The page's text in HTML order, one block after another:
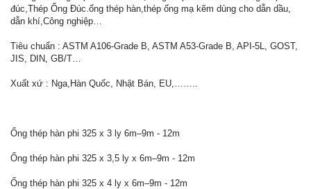
đúc,Thép Ống Đúc.ống thép hàn,thép ống mạ kẽm dùng cho dẫn dầu,
dẫn khí,Công nghiệp…
Tiêu chuẩn : ASTM A106-Grade B, ASTM A53-Grade B, API-5L, GOST,
JIS, DIN, GB/T…
Xuất xứ : Nga,Hàn Quốc, Nhật Bán, EU,……..
Ống thép hàn phi 325 x 3 ly 6m–9m - 12m
Ống thép hàn phi 325 x 3,5 ly x 6m–9m - 12m
Ống thép hàn phi 325 x 4 ly x 6m–9m - 12m